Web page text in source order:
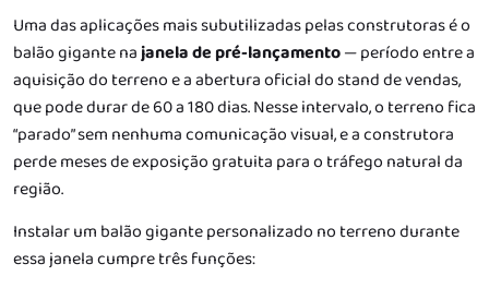
Uma das aplicações mais subutilizadas pelas construtoras é o
balão gigante najanela de pré-lançamento— período entre a
aquisição do terreno e a abertura oficial do stand de vendas,
que pode durar de 60 a 180 dias. Nesse intervalo, o terreno fica
“parado” sem nenhuma comunicação visual, e a construtora
perde meses de exposição gratuita para o tráfego natural da
região.
Instalar um balão gigante personalizado no terreno durante
essa janela cumpre três funções: